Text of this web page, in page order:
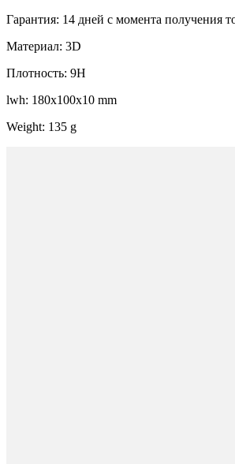
Гарантия: 14 дней с момента получения
Материал: 3D
Плотность: 9H
lwh: 180x100x10 mm
Weight: 135 g